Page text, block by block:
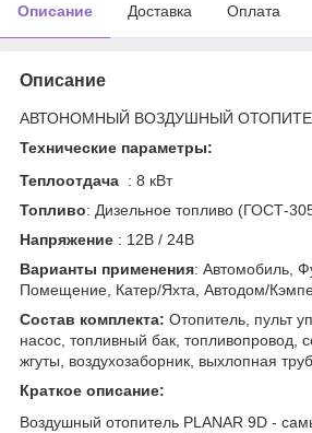
Описание Доставка Оплата
Описание
АВТОНОМНЫЙ ВОЗДУШНЫЙ
Технические параметры:
Теплоотдача : 8 кВт
Топливо: Дизельное топливо (ГОСТ-
Напряжение : 12В / 24В
Варианты применения: Автомобиль,
Помещение, Катер/Яхта, Автодом/
Состав комплекта: Отопитель, пульт
насос, топливный бак, топливопровод,
жгуты, воздухозаборник, выхлопная
Краткое описание:
Воздушный отопитель PLANAR 9D -